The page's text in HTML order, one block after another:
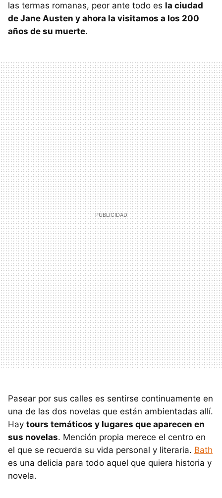
las termas romanas, peor ante todo es la ciudad
de Jane Austen y ahora la visitamos a los 200
años de su muerte.
Pasear por sus calles es sentirse continuamente en
una de las dos novelas que están ambientadas allí.
Hay tours temáticos y lugares que aparecen en
sus novelas. Mención propia merece el centro en
el que se recuerda su vida personal y literaria. Bath
es una delicia para todo aquel que quiera historia y
novela.